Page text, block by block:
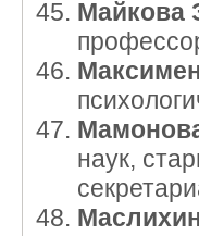
Майкова
наук,